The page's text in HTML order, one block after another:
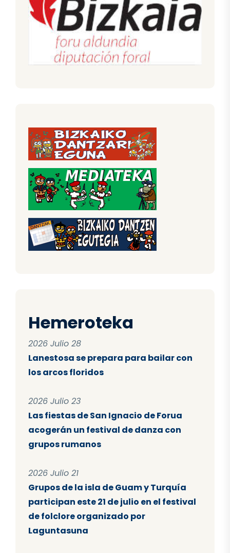
Hemeroteka
2026 Julio 28
Lanestosa se prepara para bailar con
los arcos floridos
2026 Julio 23
Las fiestas de San Ignacio de Forua
acogerán un festival de danza con
grupos rumanos
2026 Julio 21
Grupos de la isla de Guam y Turquía
participan este 21 de julio en el festival
de folclore organizado por
Laguntasuna